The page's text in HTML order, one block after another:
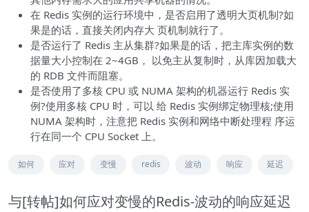
在 Redis 实例的运行环境中，是否启用了透明大页机制?如
果是的话，直接关闭内存大 页机制就行了。
是否运行了 Redis 主从集群?如果是的话，把主库实例的数
据量大小控制在 2~4GB， 以免主从复制时，从库因加载大
的 RDB 文件而阻塞。
是否使用了多核 CPU 或 NUMA 架构的机器运行 Redis 实
例?使用多核 CPU 时，可以 给 Redis 实例绑定物理核;使用
NUMA 架构时，注意把 Redis 实例和网络中断处理程 序运
行在同一个 CPU Socket 上。
如何 应对 变慢 redis 波动 响应 延迟
与[转帖]如何应对变慢的Redis-波动的响应延迟